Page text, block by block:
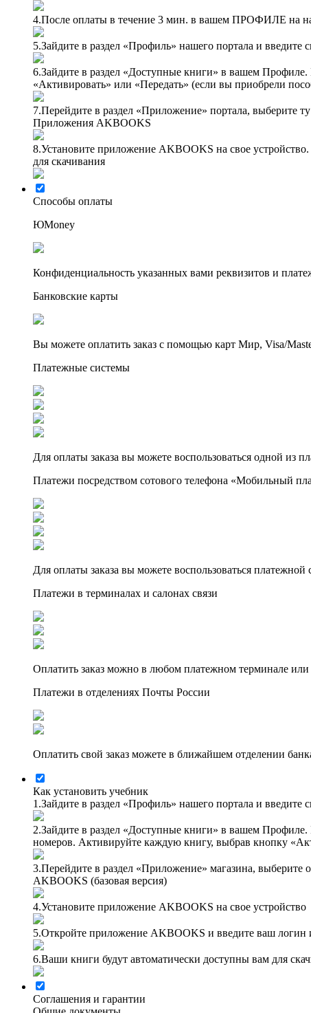
4.После оплаты в течение 3 мин. в вашем ПРОФИЛЕ на
5.Зайдите в раздел «Профиль» нашего портала и
6.Зайдите в раздел «Доступные книги» в вашем Профиле.
«Активировать» или «Передать» (если вы приобрели
7.Перейдите в раздел «Приложение» портала, выберите
Приложения AKBOOKS
8.Установите приложение AKBOOKS на свое
для скачивания
Способы оплаты
ЮMoney
Конфиденциальность указанных вами реквизитов и
Банковские карты
Вы можете оплатить заказ с помощью карт Мир, Visa/
Платежные системы
Для оплаты заказа вы можете воспользоваться одной из
Платежи посредством сотового телефона «Мобильный
Для оплаты заказа вы можете воспользоваться платежной
Платежи в терминалах и салонах связи
Оплатить заказ можно в любом платежном терминале
Платежи в отделениях Почты России
Оплатить свой заказ можете в ближайшем отделении
Как установить учебник
1.Зайдите в раздел «Профиль» нашего портала и
2.Зайдите в раздел «Доступные книги» в вашем
номеров. Активируйте каждую книгу, выбрав кнопку
3.Перейдите в раздел «Приложение» магазина,
AKBOOKS (базовая версия)
4.Установите приложение AKBOOKS на свое устройство
5.Откройте приложение AKBOOKS и введите ваш логин
6.Ваши книги будут автоматически доступны вам для
Соглашения и гарантии